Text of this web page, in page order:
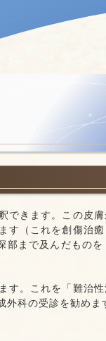
できます。この皮
す（これを創傷治
まで及んだもの
す。これを「難治
科の受診を勧めま